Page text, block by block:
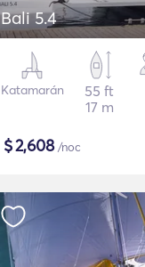
Bali 5.4
Katamarán
55 ft
17 m
$2,608/noc